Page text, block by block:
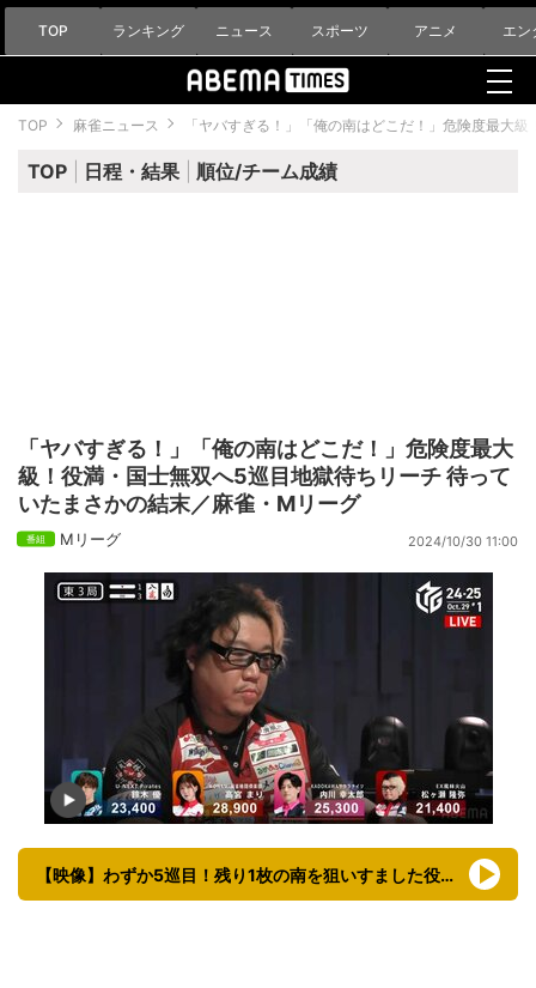
TOP ランキング ニュース スポーツ アニメ エン
TOP 麻雀ニュース 「ヤバすぎる！」「俺の南はどこだ！」危険度最大
TOP 日程・結果 順位/チーム成績
「ヤバすぎる！」「俺の南はどこだ！」危険度最大
級！役満・国士無双へ5巡目地獄待ちリーチ 待って
いたまさかの結末／麻雀・Mリーグ
Mリーグ 2024/10/30 11:00
【映像】わずか5巡目！残り1枚の南を狙いすました役満リーチ